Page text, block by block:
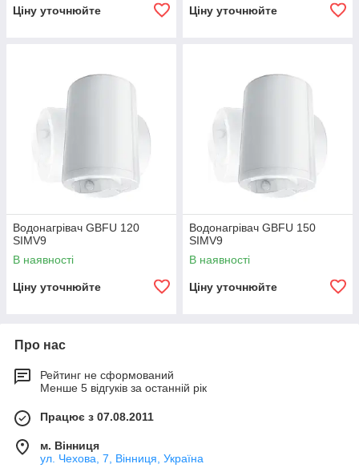
Ціну уточнюйте Ціну уточнюйте
Водонагрівач GBFU 120
SIMV9
В наявності
Ціну уточнюйте
Водонагрівач GBFU 150
SIMV9
В наявності
Ціну уточнюйте
Про нас
Рейтинг не сформований
Менше 5 відгуків за останній рік
Працює з 07.08.2011
м. Вінниця
ул. Чехова, 7, Вінниця, Україна